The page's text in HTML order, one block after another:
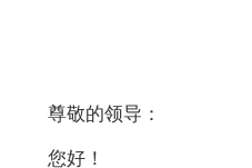
尊敬的领导：
您好！